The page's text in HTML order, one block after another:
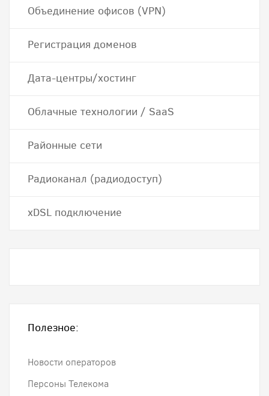
Объединение офисов (VPN)
Регистрация доменов
Дата-центры/хостинг
Облачные технологии / SaaS
Районные сети
Радиоканал (радиодоступ)
хDSL подключение
Полезное:
Новости операторов
Персоны Телекома